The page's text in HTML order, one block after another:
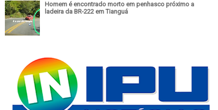
Homem é encontrado morto em penhasco próximo a
ladeira da BR-222 em Tianguá